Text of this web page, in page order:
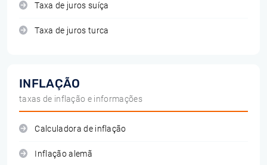
Taxa de juros suíça
Taxa de juros turca
INFLAÇÃO
taxas de inflação e informações
Calculadora de inflação
Inflação alemã